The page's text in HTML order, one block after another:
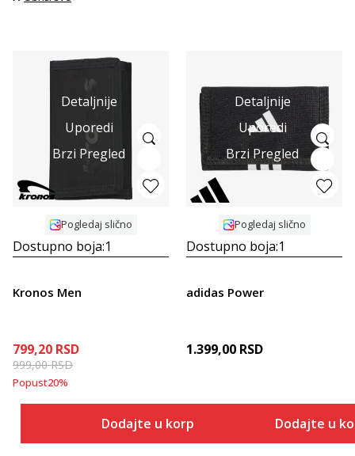
Detaljnije
Uporedi
Brzi Pregled
Pogledaj slično
Dostupno boja:1
Kronos Men
799,20 RSD
999,00RSD
Popust20%
Dodajte u korpu
Detaljnije
Uporedi
Brzi Pregled
Pogledaj slično
Dostupno boja:1
adidas Power
1.399,00 RSD
Dodajte u